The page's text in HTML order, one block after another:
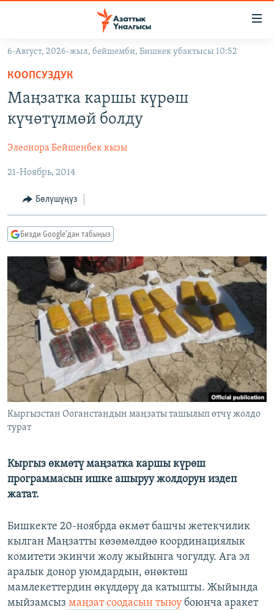
Навигацияга
өтүңүз
Издөөгө
салыңыз
ЭКОНОМИКА
МАДАНИЯТ
ДҮЙНӨ
БОРБОР АЗИЯ
УКРАИНА
АТАЙЫН ИЛИКТӨӨ
ТВ ПРОГРАММАЛАР
БҮГҮН АЗАТТЫКТА
БИЗ ЖАНА ДҮЙНӨ
ДАНИСТЕ
ЭЖЕ-СИҢДИЛЕР
АЗАТТЫК+
ЫҢГАЙСЫЗ СУРООЛОР
ПОДКАСТ
ӨЗГӨЧӨ ПИКИР
ОНЛАЙН ШЕРИНЕ
ЭЕ/АРнун бардык сайттары
6-Август, 2026-жыл, бейшемби, Бишкек убактысы 10:52
КООПСУЗДУК
Маңзатка каршы күрөш
күчөтүлмөй болду
Элеонора Бейшенбек кызы
21-Ноябрь, 2014
Бөлүшүңүз
Бизди Google'дан табыңыз
Кыргызстан Ооганстандын маңзаты ташылып өтчү жолдо
турат
Кыргыз өкмөтү маңзатка каршы күрөш
программасын ишке ашыруу жолдорун издеп
жатат.
Бишкекте 20-ноябрда өкмөт башчы жетекчилик
кылган Маңзатты көзөмөлдөө координациялык
комитети экинчи жолу жыйынга чогулду. Ага эл
аралык донор уюмдардын, өнөктөш
мамлекеттердин өкүлдөрү да катышты. Жыйында
мыйзамсыз маңзат соодасын тыюу боюнча аракет